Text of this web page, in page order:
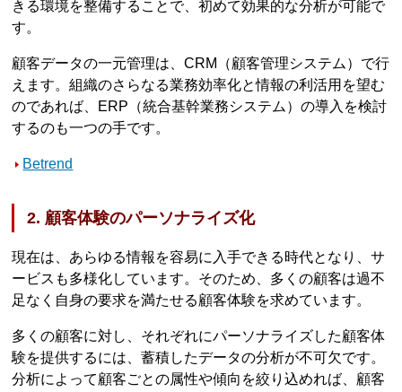
きる環境を整備することで、初めて効果的な分析が可能で
す。
顧客データの一元管理は、CRM（顧客管理システム）で行
えます。組織のさらなる業務効率化と情報の利活用を望む
のであれば、ERP（統合基幹業務システム）の導入を検討
するのも一つの手です。
Betrend
2. 顧客体験のパーソナライズ化
現在は、あらゆる情報を容易に入手できる時代となり、サ
ービスも多様化しています。そのため、多くの顧客は過不
足なく自身の要求を満たせる顧客体験を求めています。
多くの顧客に対し、それぞれにパーソナライズした顧客体
験を提供するには、蓄積したデータの分析が不可欠です。
分析によって顧客ごとの属性や傾向を絞り込めれば、顧客